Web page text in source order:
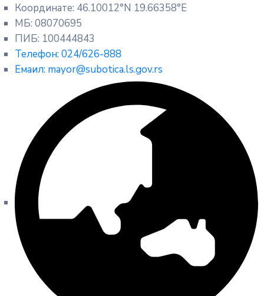
Координате: 46.10012°N 19.66358°E
МБ: 08070695
ПИБ: 100444843
Телефон: 024/626-888
Емаил: mayor@subotica.ls.gov.rs